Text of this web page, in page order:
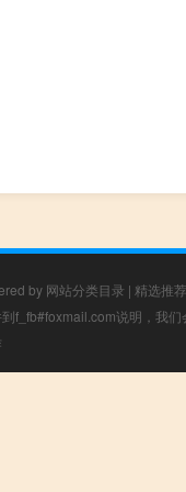
by 网站分类目录 | 精选推
f_fb#foxmail.com说明，我们